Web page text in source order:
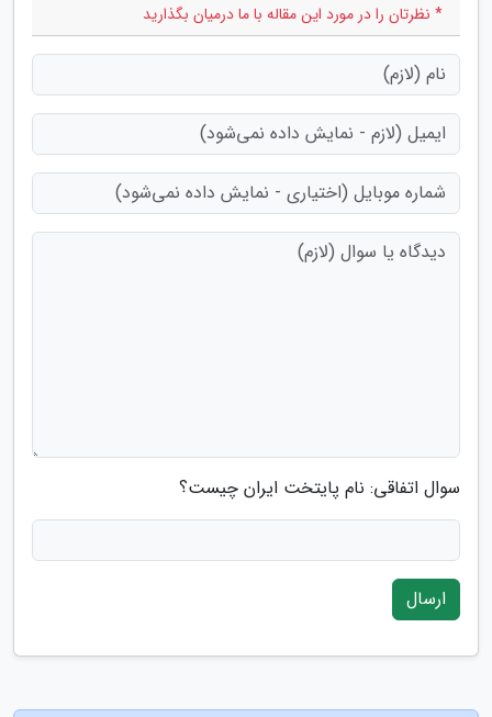
* نظرتان را در مورد این مقاله با ما درمیان بگذارید
سوال اتفاقی: نام پایتخت ایران چیست؟
ارسال